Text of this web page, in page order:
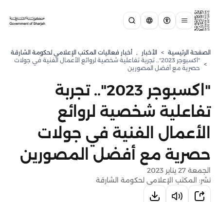
الصفحة الرئيسية > الأخبار , أخبار فعاليات المكتب الإعلامي لحكومة الشارقة
>
"اكسبوجر 2023".. تجربة تفاعلية شخصية لروائع الأعمال الفنية في جولات
حصرية مع أفضل المصورين
"اكسبوجر 2023".. تجربة
تفاعلية شخصية لروائع
الأعمال الفنية في جولات
حصرية مع أفضل المصورين
الجمعة 27 يناير 2023
نشر: المكتب الإعلامي لحكومة الشارقة